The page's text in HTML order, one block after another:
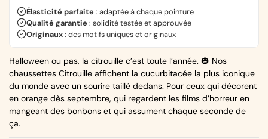
Élasticité parfaite : adaptée à chaque pointure
Qualité garantie : solidité testée et approuvée
Originaux: des motifs uniques et originaux
Halloween ou pas, la citrouille c’est toute l’année. 🎃 Nos
chaussettes Citrouille affichent la cucurbitacée la plus iconique
du monde avec un sourire taillé dedans. Pour ceux qui décorent
en orange dès septembre, qui regardent les films d’horreur en
mangeant des bonbons et qui assument chaque seconde de
ça.